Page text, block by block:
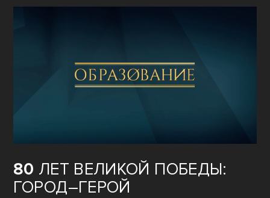
80 ЛЕТ ВЕЛИКОЙ ПОБЕДЫ:
ГОРОД–ГЕРОЙ